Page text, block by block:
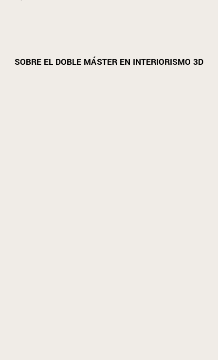
SOBRE EL DOBLE MÁSTER EN INTERIORISMO 3D